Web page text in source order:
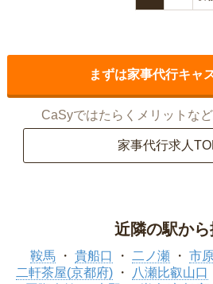
まずは家事代行キャ
CaSyではたらくメリットな
家事代行求人
近隣の駅か
鞍馬 貴船口 二ノ瀬 市
二軒茶屋(京都府)
八瀬比叡山口